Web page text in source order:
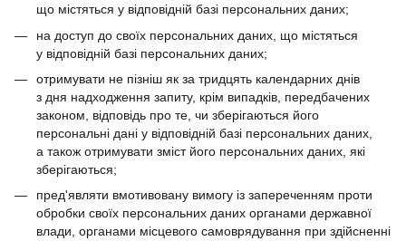
що містяться у відповідній базі персональних даних;
на доступ до своїх персональних даних, що містяться
у відповідній базі персональних даних;
отримувати не пізніш як за тридцять календарних днів
з дня надходження запиту, крім випадків, передбачених
законом, відповідь про те, чи зберігаються його
персональні дані у відповідній базі персональних даних,
а також отримувати зміст його персональних даних, які
зберігаються;
пред'являти вмотивовану вимогу із запереченням проти
обробки своїх персональних даних органами державної
влади, органами місцевого самоврядування при здійсненні